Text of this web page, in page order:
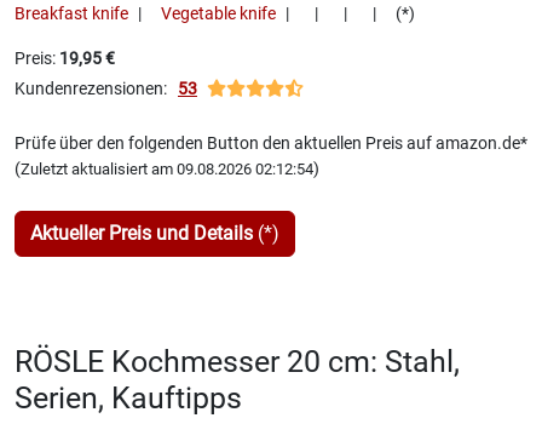
Breakfast knife
Vegetable knife (*)
Preis: 19,95 €
Kundenrezensionen: 53
Prüfe über den folgenden Button den aktuellen Preis auf amazon.de*
(Zuletzt aktualisiert am 09.08.2026 02:12:54)
Aktueller Preis und Details (*)
RÖSLE Kochmesser 20 cm: Stahl,
Serien, Kauftipps